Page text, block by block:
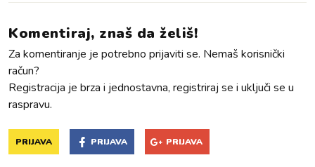
Komentiraj, znaš da želiš!
Za komentiranje je potrebno prijaviti se. Nemaš korisnički
račun?
Registracija je brza i jednostavna, registriraj se i uključi se u
raspravu.
PRIJAVA PRIJAVA PRIJAVA